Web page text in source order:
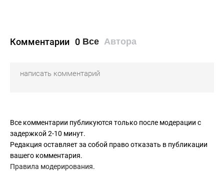
Комментарии 0 Все Автора
Все комментарии публикуются только после модерации с
задержкой 2-10 минут.
Редакция оставляет за собой право отказать в публикации
вашего комментария.
Правила модерирования.